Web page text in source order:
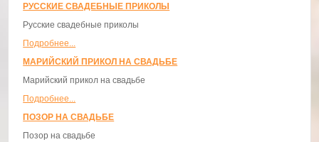
РУССКИЕ СВАДЕБНЫЕ ПРИКОЛЫ
Русские свадебные приколы
Подробнее...
МАРИЙСКИЙ ПРИКОЛ НА СВАДЬБЕ
Марийский прикол на свадьбе
Подробнее...
ПОЗОР НА СВАДЬБЕ
Позор на свадьбе